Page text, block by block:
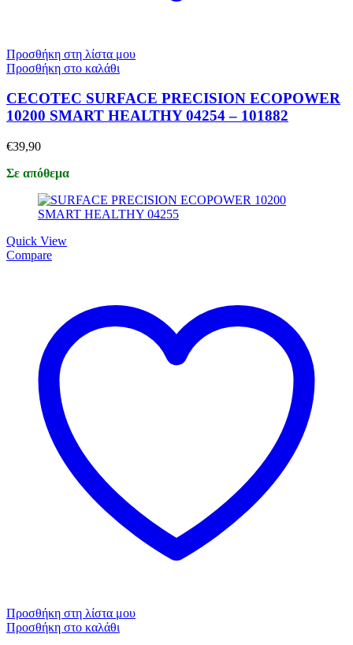
Προσθήκη στη λίστα μου
Προσθήκη στο καλάθι
CECOTEC SURFACE PRECISION ECOPOWER
10200 SMART HEALTHY 04254 – 101882
€39,90
Σε απόθεμα
Quick View
Compare
Προσθήκη στη λίστα μου
Προσθήκη στο καλάθι